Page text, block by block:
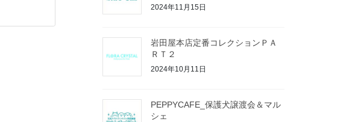
2024年11月15日
岩田屋本店定番コレクションＰＡ
ＲＴ２
2024年10月11日
PEPPYCAFE_保護犬譲渡会＆マル
シェ